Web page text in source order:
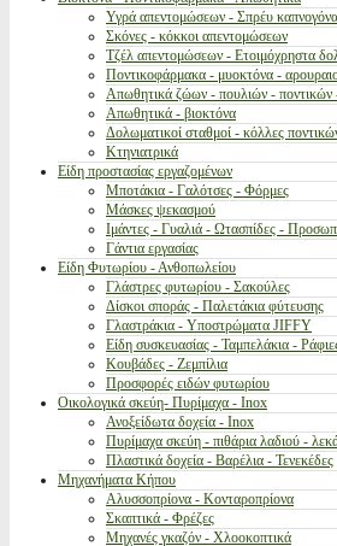
Υγρά απεντομώσεων - Σπρέυ καπνογόνα
Σκόνες - κόκκοι απεντομώσεων
Τζέλ απεντομώσεων - Ετοιμόχρηστα
Ποντικοφάρμακα - μυοκτόνα -
Απωθητικά ζώων - πουλιών - ποντικών
Απωθητικά - βιοκτόνα
Δολωματικοί σταθμοί - κόλλες
Κτηνιατρικά
Είδη προστασίας εργαζομένων
Μποτάκια - Γαλότσες - Φόρμες
Μάσκες ψεκασμού
Ιμάντες - Γυαλιά - Ωτασπίδες -
Γάντια εργασίας
Είδη Φυτωρίου - Ανθοπωλείου
Γλάστρες φυτωρίου - Σακούλες
Δίσκοι σποράς - Παλετάκια φύτευσης
Γλαστράκια - Υποστρώματα JIFFY
Είδη συσκευασίας - Ταμπελάκια -
Κουβάδες - Ζεμπίλια
Προσφορές ειδών φυτωρίου
Οικολογικά σκεύη- Πυρίμαχα - Inox
Ανοξείδωτα δοχεία - Inox
Πυρίμαχα σκεύη - πιθάρια λαδιού -
Πλαστικά δοχεία - Βαρέλια - Τενεκέδες
Μηχανήματα Κήπου
Αλυσσοπρίονα - Κονταροπρίονα
Σκαπτικά - Φρέζες
Μηχανές γκαζόν - Χλοοκοπτικά